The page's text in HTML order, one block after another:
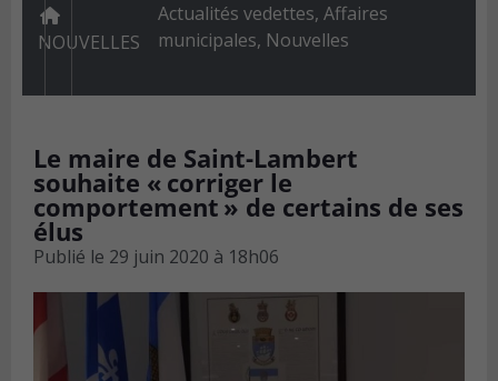
NOUVELLES
Actualités vedettes, Affaires
municipales, Nouvelles
Le maire de Saint-Lambert
souhaite « corriger le
comportement » de certains de ses
élus
Publié le 29 juin 2020 à 18h06